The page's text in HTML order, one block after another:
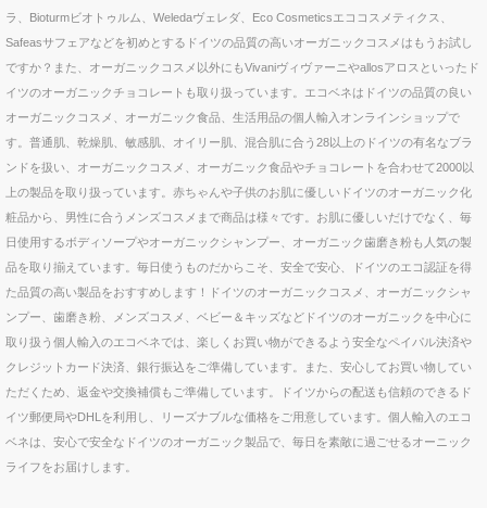
ラ、Bioturmビオトゥルム、Weledaヴェレダ、Eco Cosmeticsエココスメティクス、
Safeasサフェアなどを初めとするドイツの品質の高いオーガニックコスメはもうお試し
ですか？また、オーガニックコスメ以外にもVivaniヴィヴァーニやallosアロスといったド
イツのオーガニックチョコレートも取り扱っています。エコベネはドイツの品質の良い
オーガニックコスメ、オーガニック食品、生活用品の個人輸入オンラインショップで
す。普通肌、乾燥肌、敏感肌、オイリー肌、混合肌に合う28以上のドイツの有名なブラ
ンドを扱い、オーガニックコスメ、オーガニック食品やチョコレートを合わせて2000以
上の製品を取り扱っています。赤ちゃんや子供のお肌に優しいドイツのオーガニック化
粧品から、男性に合うメンズコスメまで商品は様々です。お肌に優しいだけでなく、毎
日使用するボディソープやオーガニックシャンプー、オーガニック歯磨き粉も人気の製
品を取り揃えています。毎日使うものだからこそ、安全で安心、ドイツのエコ認証を得
た品質の高い製品をおすすめします！ドイツのオーガニックコスメ、オーガニックシャ
ンプー、歯磨き粉、メンズコスメ、ベビー＆キッズなどドイツのオーガニックを中心に
取り扱う個人輸入のエコベネでは、楽しくお買い物ができるよう安全なペイパル決済や
クレジットカード決済、銀行振込をご準備しています。また、安心してお買い物してい
ただくため、返金や交換補償もご準備しています。ドイツからの配送も信頼のできるド
イツ郵便局やDHLを利用し、リーズナブルな価格をご用意しています。個人輸入のエコ
ベネは、安心で安全なドイツのオーガニック製品で、毎日を素敵に過ごせるオーニック
ライフをお届けします。